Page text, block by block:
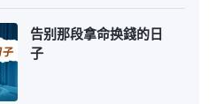
告别那段拿命换錢的日
子